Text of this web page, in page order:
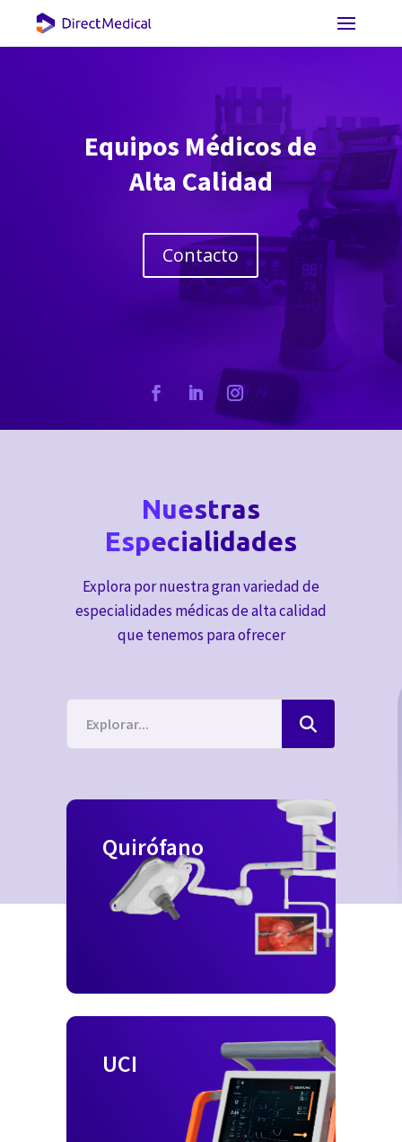
Equipos Médicos de
Alta Calidad
Contacto
Nuestras
Especialidades
Explora por nuestra gran variedad de
especialidades médicas de alta calidad
que tenemos para ofrecer
Quirófano
UCI